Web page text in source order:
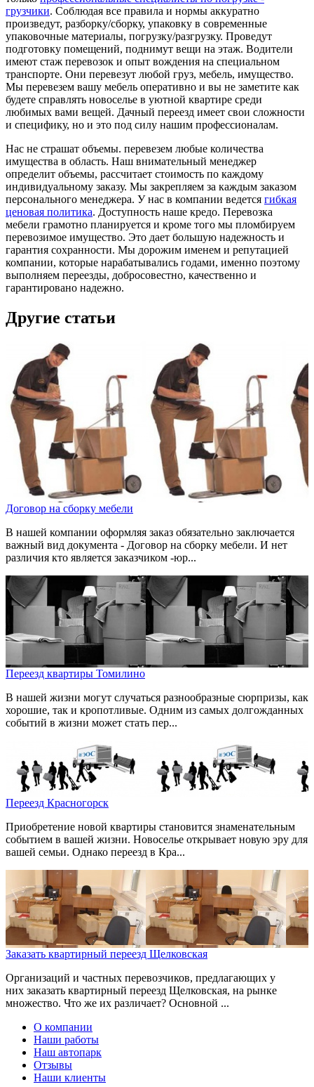
грузчики. Соблюдая все правила и нормы аккуратно
произведут, разборку/сборку, упаковку в современные
упаковочные материалы, погрузку/разгрузку. Проведут
подготовку помещений, поднимут вещи на этаж. Водители
имеют стаж перевозок и опыт вождения на специальном
транспорте. Они перевезут любой груз, мебель, имущество.
Мы перевезем вашу мебель оперативно и вы не заметите как
будете справлять новоселье в уютной квартире среди
любимых вами вещей. Дачный переезд имеет свои сложности
и специфику, но и это под силу нашим профессионалам.
Нас не страшат объемы. перевезем любые количества
имущества в область. Наш внимательный менеджер
определит объемы, рассчитает стоимость по каждому
индивидуальному заказу. Мы закрепляем за каждым заказом
персонального менеджера. У нас в компании ведется гибкая
ценовая политика. Доступность наше кредо. Перевозка
мебели грамотно планируется и кроме того мы пломбируем
перевозимое имущество. Это дает большую надежность и
гарантия сохранности. Мы дорожим именем и репутацией
компании, которые нарабатывались годами, именно поэтому
выполняем переезды, добросовестно, качественно и
гарантировано надежно.
Другие статьи
Договор на сборку мебели
В нашей компании оформляя заказ обязательно заключается
важный вид документа - Договор на сборку мебели. И нет
различия кто является заказчиком -юр...
Переезд квартиры Томилино
В нашей жизни могут случаться разнообразные сюрпризы, как
хорошие, так и кропотливые. Одним из самых долгожданных
событий в жизни может стать пер...
Переезд Красногорск
Приобретение новой квартиры становится знаменательным
событием в вашей жизни. Новоселье открывает новую эру для
вашей семьи. Однако переезд в Кра...
Заказать квартирный переезд Щелковская
Организаций и частных перевозчиков, предлагающих у
них заказать квартирный переезд Щелковская, на рынке
множество. Что же их различает? Основной ...
О компании
Наши работы
Наш автопарк
Отзывы
Наши клиенты